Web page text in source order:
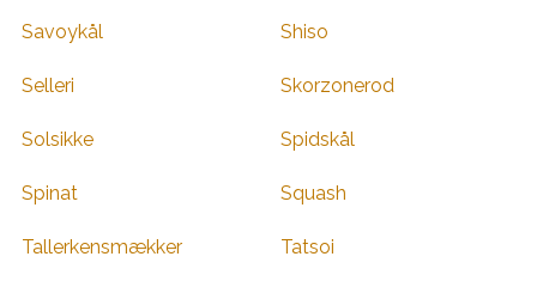
Savoykål Shiso
Selleri Skorzonerod
Solsikke Spidskål
Spinat Squash
Tallerkensmækker Tatsoi